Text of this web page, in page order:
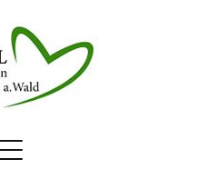
Schalte